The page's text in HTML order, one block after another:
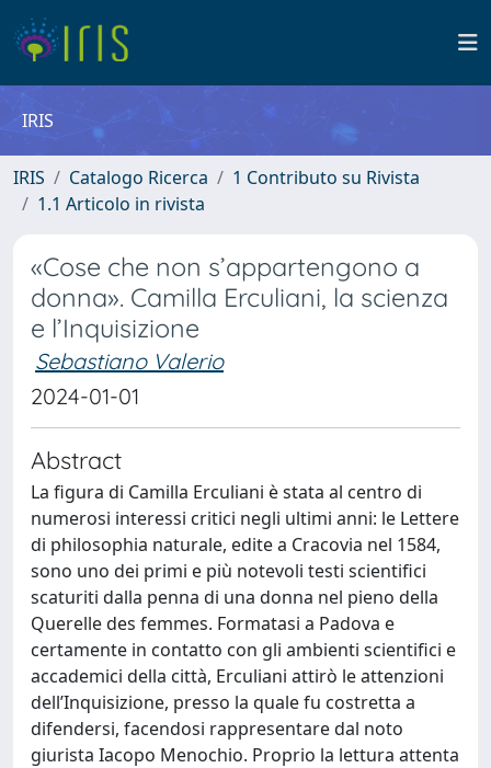
IRIS
IRIS Catalogo Ricerca
1 Contributo su Rivista
1.1 Articolo in rivista
«Cose che non s’appartengono a
donna». Camilla Erculiani, la scienza
e l’Inquisizione
Sebastiano Valerio
2024-01-01
Abstract
La figura di Camilla Erculiani è stata al centro di
numerosi interessi critici negli ultimi anni: le Lettere
di philosophia naturale, edite a Cracovia nel 1584,
sono uno dei primi e più notevoli testi scientifici
scaturiti dalla penna di una donna nel pieno della
Querelle des femmes. Formatasi a Padova e
certamente in contatto con gli ambienti scientifici e
accademici della città, Erculiani attirò le attenzioni
dell’Inquisizione, presso la quale fu costretta a
difendersi, facendosi rappresentare dal noto
giurista Iacopo Menochio. Proprio la lettura attenta